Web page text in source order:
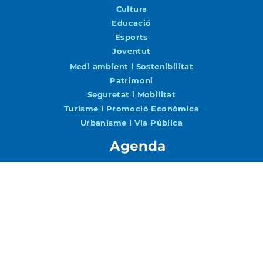
Cultura
Educació
Esports
Joventut
Medi ambient i Sostenibilitat
Patrimoni
Seguretat i Mobilitat
Turisme i Promoció Econòmica
Urbanisme i Via Pública
Agenda